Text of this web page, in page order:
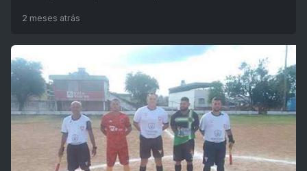
2 meses atrás